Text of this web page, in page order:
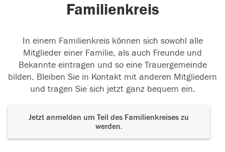
Familienkreis
In einem Familienkreis können sich sowohl alle
Mitglieder einer Familie, als auch Freunde und
Bekannte eintragen und so eine Trauergemeinde
bilden. Bleiben Sie in Kontakt mit anderen Mitgliedern
und tragen Sie sich jetzt ganz bequem ein.
Jetzt anmelden um Teil des Familienkreises zu
werden.